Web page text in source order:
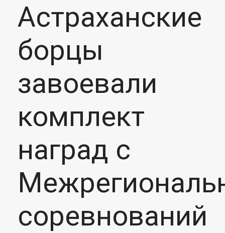
Астраханские
борцы
завоевали
комплект
наград с
соревнований